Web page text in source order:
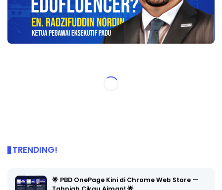
TRENDING!
🌟 PBD OnePage Kini di Chrome Web Store —